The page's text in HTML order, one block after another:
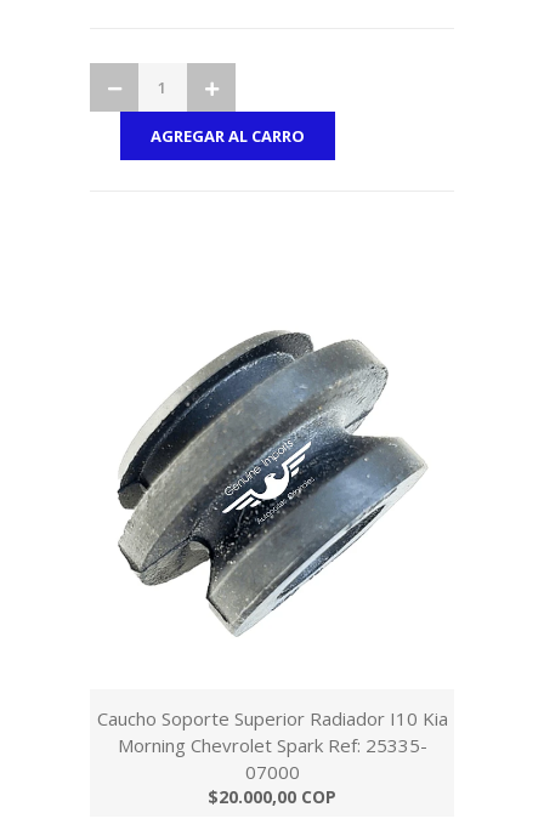
Caucho Soporte Superior Radiador I10 Kia
Morning Chevrolet Spark Ref: 25335-
07000
$20.000,00 COP